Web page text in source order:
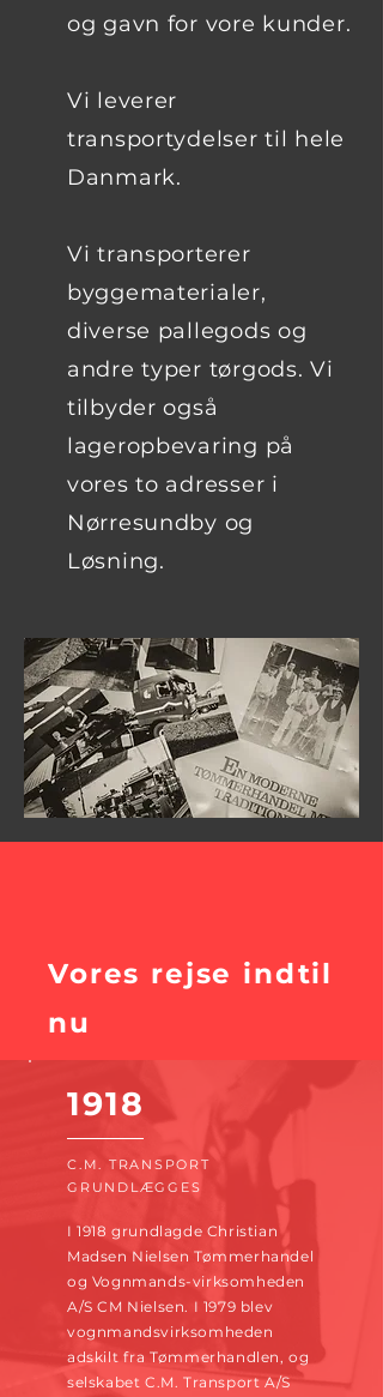
og gavn for vore kunder.
Vi leverer
transportydelser til hele
Danmark.
Vi transporterer
byggematerialer,
diverse pallegods og
andre typer tørgods. Vi
tilbyder også
lageropbevaring på
vores to adresser i
Nørresundby og
Løsning.
Vores rejse indtil
nu
1918
C.M. TRANSPORT
GRUNDLÆGGES
I 1918 grundlagde Christian
Madsen Nielsen Tømmerhandel
og Vognmands-virksomheden
A/S CM Nielsen. I 1979 blev
vognmandsvirksomheden
adskilt fra Tømmerhandlen, og
selskabet C.M. Transport A/S